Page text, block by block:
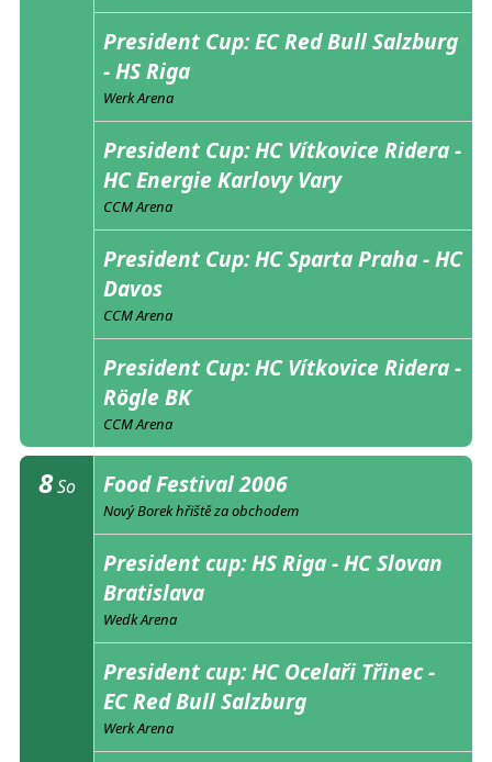
President Cup: EC Red Bull Salzburg
- HS Riga
Werk Arena
President Cup: HC Vítkovice Ridera -
HC Energie Karlovy Vary
CCM Arena
President Cup: HC Sparta Praha - HC
Davos
CCM Arena
President Cup: HC Vítkovice Ridera -
Rögle BK
CCM Arena
8 So Food Festival 2006
Nový Borek hřiště za obchodem
President cup: HS Riga - HC Slovan
Bratislava
Wedk Arena
President cup: HC Ocelaři Třinec -
EC Red Bull Salzburg
Werk Arena